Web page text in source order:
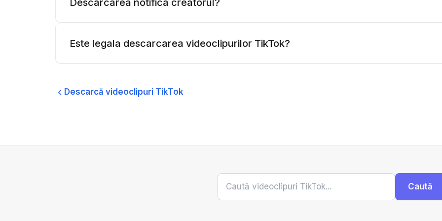
Este legala descarcarea videoclipurilor TikTok?
Descarcă videoclipuri TikTok
Caută